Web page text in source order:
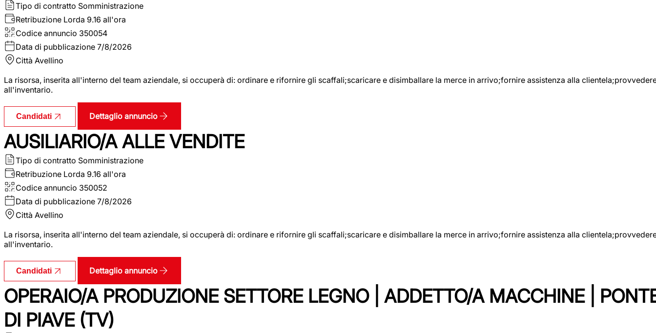
Tipo di contratto Somministrazione
Retribuzione Lorda 9.16 all'ora
Codice annuncio 350054
Data di pubblicazione 7/8/2026
Città Avellino
La risorsa, inserita all'interno del team aziendale, si occuperà di: ordinare e rifornire gli scaffali;scaricare e disimballare la merce in arrivo;fornire assistenza alla
all'inventario.
Candidati Dettaglio annuncio
AUSILIARIO/A ALLE VENDITE
Tipo di contratto Somministrazione
Retribuzione Lorda 9.16 all'ora
Codice annuncio 350052
Data di pubblicazione 7/8/2026
Città Avellino
La risorsa, inserita all'interno del team aziendale, si occuperà di: ordinare e rifornire gli scaffali;scaricare e disimballare la merce in arrivo;fornire assistenza alla
all'inventario.
Candidati Dettaglio annuncio
OPERAIO/A PRODUZIONE SETTORE LEGNO | ADDETTO/A MACCHINE |
DI PIAVE (TV)